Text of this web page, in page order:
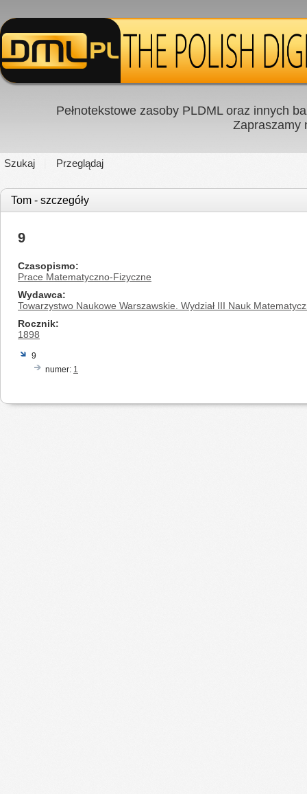
Pełnotekstowe zasoby PLDML oraz innych
Zapraszamy
Szukaj Przeglądaj
Tom - szczegóły
9
Czasopismo
Prace Matematyczno-Fizyczne
Wydawca
Towarzystwo Naukowe Warszawskie. Wydział III Nauk
Rocznik
1898
9
numer: 1